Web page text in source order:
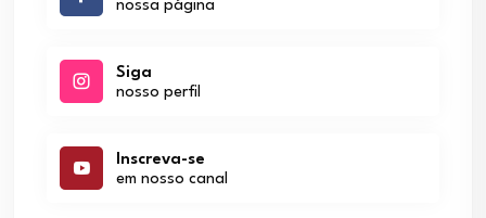
nossa página
Siga
nosso perfil
Inscreva-se
em nosso canal